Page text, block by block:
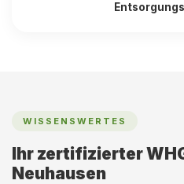
WISSENSWERTES
Ihr zertifizierter
Neuhausen